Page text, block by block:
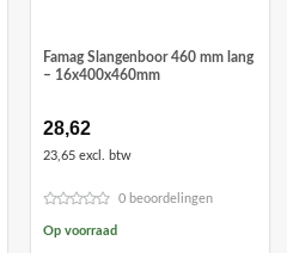
Famag Slangenboor 460 mm lang
– 16x400x460mm
28,62
23,65 excl. btw
0 beoordelingen
Op voorraad